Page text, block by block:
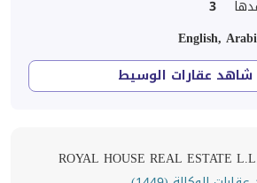
3
English,
ROYAL HOUSE REAL ESTATE